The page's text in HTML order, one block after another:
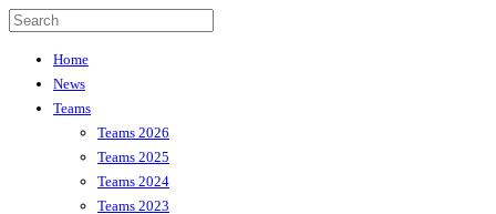
Home
News
Teams
Teams 2026
Teams 2025
Teams 2024
Teams 2023